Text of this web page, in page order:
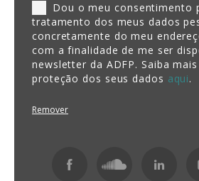
Dou o meu consentimento
tratamento dos meus dados
concretamente do meu
com a finalidade de me ser
newsletter da ADFP. Saiba
proteção dos seus dados aqui.
Remover